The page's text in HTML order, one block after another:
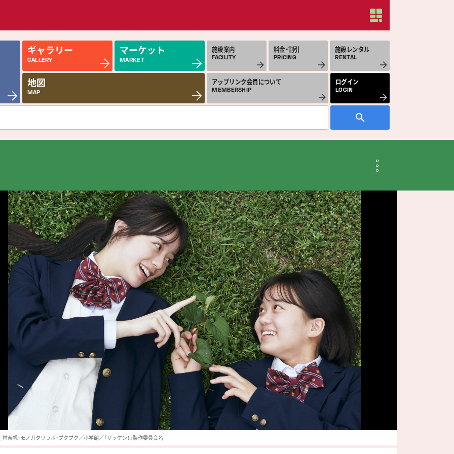
ギャラリー
GALLERY
マーケット
MARKET
地図
MAP
施設案内
FACILITY
料金・割引
PRICING
施設レンタル
RENTAL
アップリンク会員について
MEMBERSHIP
ログイン
LOGIN
近日公開の作品
COMING SOON
今月のスケジュール
MONTHLY SCHEDULE
奈帆・モノガタリラボ・プクプク／小学館／『ザッケン！』製作委員会名